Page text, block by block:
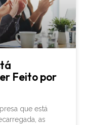
Feito por
que está
as